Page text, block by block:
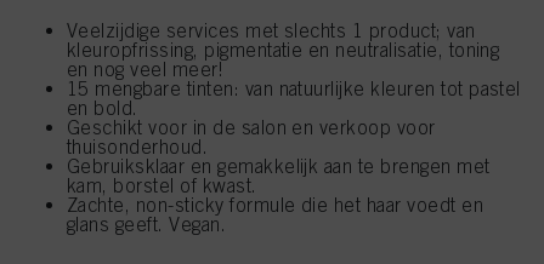
Veelzijdige services met slechts 1 product; van
kleuropfrissing, pigmentatie en neutralisatie, toning
en nog veel meer!
15 mengbare tinten: van natuurlijke kleuren tot pastel
en bold.
Geschikt voor in de salon en verkoop voor
thuisonderhoud.
Gebruiksklaar en gemakkelijk aan te brengen met
kam, borstel of kwast.
Zachte, non-sticky formule die het haar voedt en
glans geeft. Vegan.